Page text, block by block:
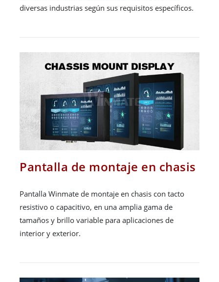
diversas industrias según sus requisitos específicos.
Pantalla de montaje en chasis
Pantalla Winmate de montaje en chasis con tacto
resistivo o capacitivo, en una amplia gama de
tamaños y brillo variable para aplicaciones de
interior y exterior.